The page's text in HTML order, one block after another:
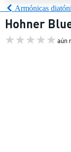
Armónicas
Hohner
aún